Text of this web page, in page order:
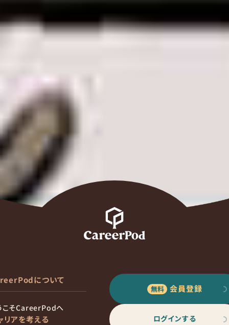
について
こそCareerPodへ
リアを考える
会員登録
ログインする